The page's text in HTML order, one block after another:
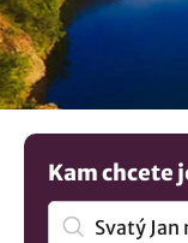
objevit nová místa
rady vám ukážou,
romantické a
doporučeními.
Kam chcete